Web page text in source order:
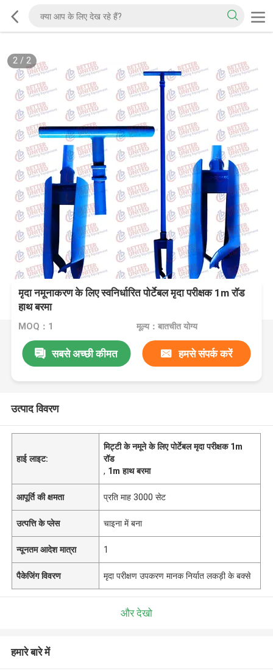
2/ 2
मृदा नमूनाकरण के लिए स्वनिर्धारित पोर्टेबल मृदा परीक्षक 1m रॉड
हाथ बरमा
MOQ：1 मूल्य：बातचीत योग्य
सबसे अच्छी कीमत हमसे संपर्क करें
उत्पाद विवरण
हाई लाइट:
मिट्टी के नमूने के लिए पोर्टेबल मृदा परीक्षक 1m
रॉड
, 1m हाथ बरमा
आपूर्ति की क्षमता प्रति माह 3000 सेट
उत्पत्ति के प्लेस चाइना में बना
न्यूनतम आदेश मात्रा 1
पैकेजिंग विवरण मृदा परीक्षण उपकरण मानक निर्यात लकड़ी के बक्से
और देखो
हमारे बारे में